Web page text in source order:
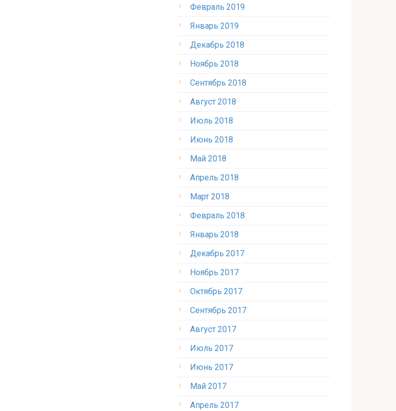
Февраль 2019
Январь 2019
Декабрь 2018
Ноябрь 2018
Сентябрь 2018
Август 2018
Июль 2018
Июнь 2018
Май 2018
Апрель 2018
Март 2018
Февраль 2018
Январь 2018
Декабрь 2017
Ноябрь 2017
Октябрь 2017
Сентябрь 2017
Август 2017
Июль 2017
Июнь 2017
Май 2017
Апрель 2017